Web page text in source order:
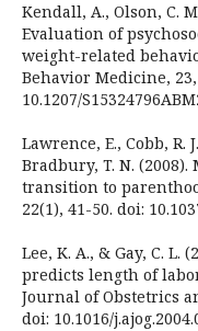
Kendall, A., Olson, C.
Evaluation of
weight-related
Behavior Medicine, 23,
10.1207/
Lawrence, E., Cobb, R.
Bradbury, T. N.
transition to
22(1), 41-50. doi:
Lee, K. A., & Gay, C. L.
predicts length of
Journal of Obstetrics
doi: 10.1016/